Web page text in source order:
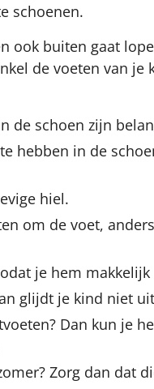
schoenen.
ook buiten gaat
de voeten van
de schoen zijn
hebben in de
hiel.
om de voet,
je hem
glijdt je kind niet
Dan kun je
Zorg dan dat